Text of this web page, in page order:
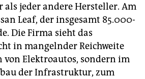
als jeder andere Hersteller. Am
Leaf, der insgesamt 85.000-
Die Firma sieht das
in mangelnder Reichweite
von Elektroautos, sondern im
der Infrastruktur, zum